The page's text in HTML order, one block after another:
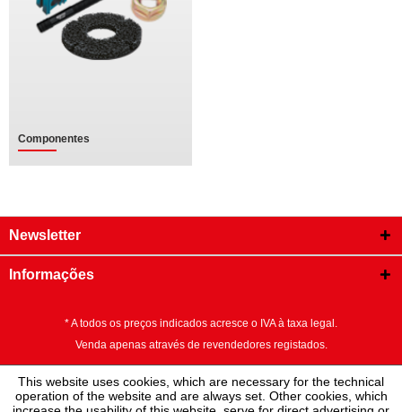
Componentes
Newsletter
Informações
* A todos os preços indicados acresce o IVA à taxa legal.
Venda apenas através de revendedores registados.
This website uses cookies, which are necessary for the technical
operation of the website and are always set. Other cookies, which